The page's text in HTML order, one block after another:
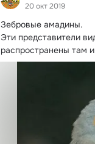
20 окт 2019
Зебровые амадины.
Эти представители
распространены там